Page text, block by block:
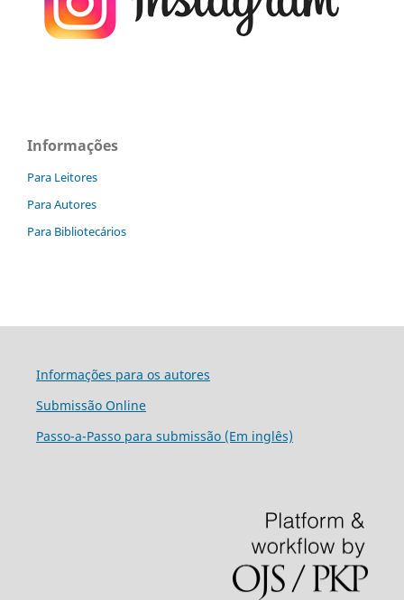
Informações
Para Leitores
Para Autores
Para Bibliotecários
Informações para os autores
Submissão Online
Passo-a-Passo para submissão (Em inglês)